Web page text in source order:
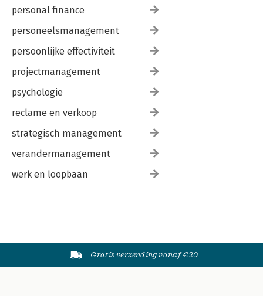
personal finance
personeelsmanagement
persoonlijke effectiviteit
projectmanagement
psychologie
reclame en verkoop
strategisch management
verandermanagement
werk en loopbaan
Gratis verzending vanaf €20